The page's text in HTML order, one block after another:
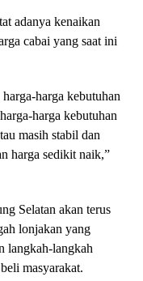
adanya kenaikan
cabai yang saat ini
harga kebutuhan
harga kebutuhan
masih stabil dan
harga sedikit naik,”
Selatan akan terus
lonjakan yang
langkah-langkah
masyarakat.